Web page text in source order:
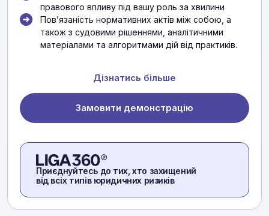
правового впливу під вашу роль за хвилини
Повʼязаність нормативних актів між собою, а
також з судовими рішеннями, аналітичними
матеріалами та алгоритмами дій від практиків.
Дізнатись більше
Замовити демонстрацію
Приєднуйтесь до тих, хто захищений
від всіх типів юридичних ризиків